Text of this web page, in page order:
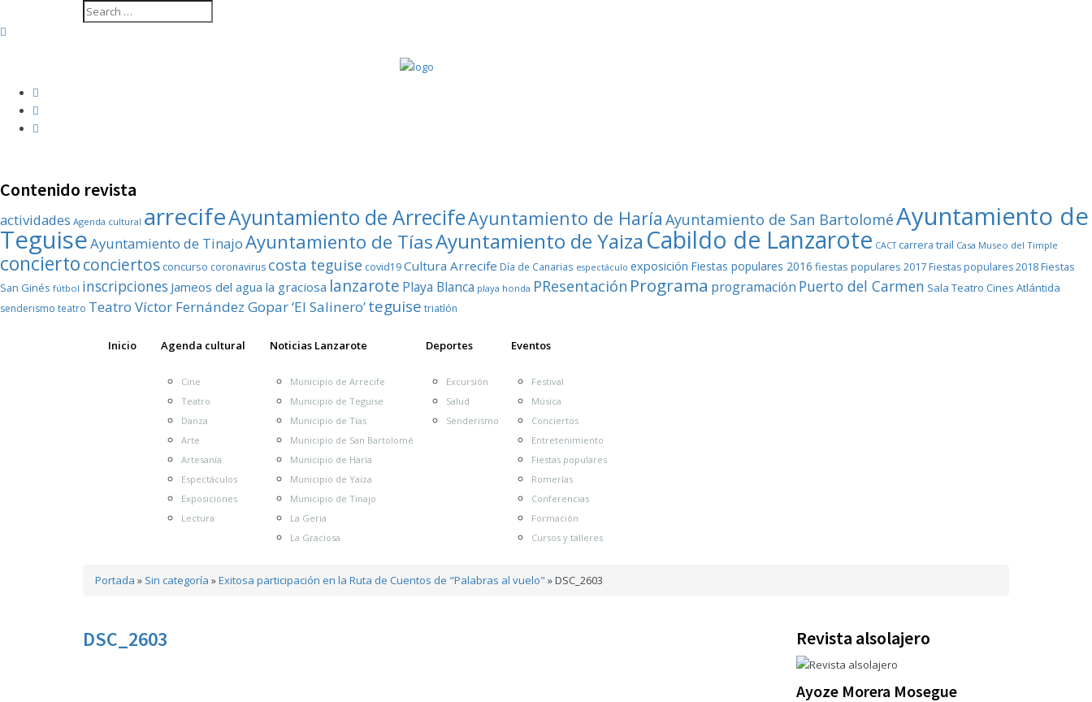
Contenido revista
actividades Agenda cultural arrecifeAyuntamiento de ArrecifeAyuntamiento de Haría Ayuntamiento de San BartoloméAyuntamiento de
TeguiseAyuntamiento de TinajoAyuntamiento de TíasAyuntamiento de Yaiza Cabildo de Lanzarote CACT carrera trail Casa Museo del Timple
conciertoconciertos concurso coronavirus costa teguise covid19Cultura Arrecife Día de Canarias espectáculo exposición Fiestas populares 2016 fiestas populares 2017 Fiestas populares 2018Fiestas
San Ginés fútbol inscripciones Jameos del agua la graciosa lanzarote Playa Blanca playa honda PResentación Programa programación Puerto del Carmen Sala Teatro Cines Atlántida
senderismo teatro Teatro Víctor Fernández Gopar ‘El Salinero’teguise triatlón
Inicio Agenda cultural
Cine
Teatro
Danza
Arte
Artesanía
Espectáculos
Exposiciones
Lectura
Noticias Lanzarote
Municipio de Arrecife
Municipio de Teguise
Municipio de Tías
Municipio de San Bartolomé
Municipio de Haría
Municipio de Yaiza
Municipio de Tinajo
La Geria
La Graciosa
Deportes
Excursión
Salud
Senderismo
Eventos
Festival
Música
Conciertos
Entretenimiento
Fiestas populares
Romerías
Conferencias
Formación
Cursos y talleres
Portada » Sin categoría »Exitosa participación en la Ruta de Cuentos de "Palabras al vuelo" »DSC_2603
DSC_2603 Revista alsolajero
Ayoze Morera Mosegue